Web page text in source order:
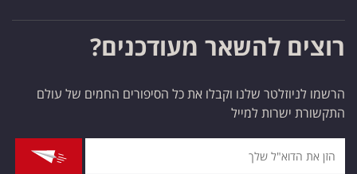
רוצים להשאר מעודכנים?
הרשמו לניוזלטר שלנו וקבלו את כל הסיפורים החמים של עולם
התקשורת ישרות למייל